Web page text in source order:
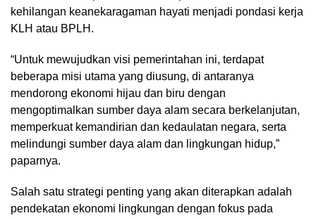
kehilangan keanekaragaman hayati menjadi pondasi kerja
KLH atau BPLH.
“Untuk mewujudkan visi pemerintahan ini, terdapat
beberapa misi utama yang diusung, di antaranya
mendorong ekonomi hijau dan biru dengan
mengoptimalkan sumber daya alam secara berkelanjutan,
memperkuat kemandirian dan kedaulatan negara, serta
melindungi sumber daya alam dan lingkungan hidup,”
paparnya.
Salah satu strategi penting yang akan diterapkan adalah
pendekatan ekonomi lingkungan dengan fokus pada